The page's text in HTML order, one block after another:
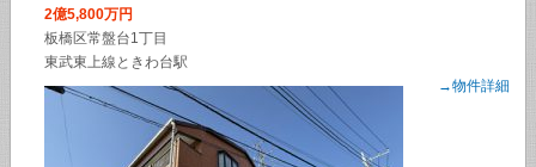
2億5,800万円
板橋区常盤台1丁目
東武東上線ときわ台駅
→物件詳細